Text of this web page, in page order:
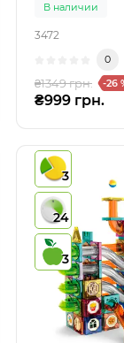
В наличии
3472
0
₴1349 грн. -26
₴999 грн.
3
24
3